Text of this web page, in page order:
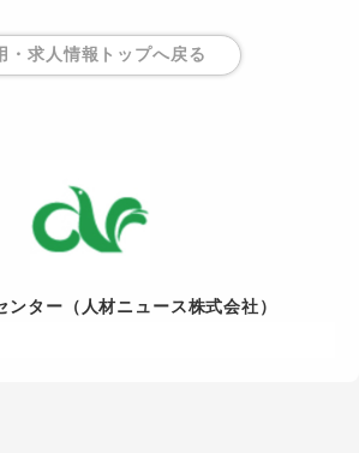
・求人情報トップへ戻る
ンター（人材ニュース株式会社）